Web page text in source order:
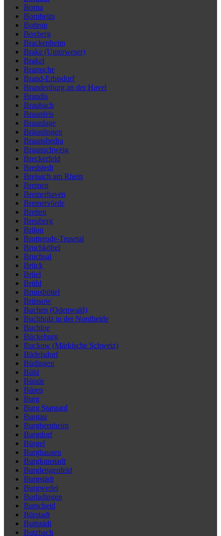
Borna
Bornheim
Bottrop
Boxberg
Brackenheim
Brake (Unterweser)
Brakel
Bramsche
Brand-Erbisdorf
Brandenburg an der Havel
Brandis
Braubach
Braunfels
Braunlage
Bräunlingen
Braunsbedra
Braunschweig
Breckerfeld
Bredstedt
Breisach am Rhein
Bremen
Bremerhaven
Bremervörde
Bretten
Breuberg
Brilon
Brotterode-Trusetal
Bruchköbel
Bruchsal
Brück
Brüel
Brühl
Brunsbüttel
Brüssow
Buchen (Odenwald)
Buchholz in der Nordheide
Buchloe
Bückeburg
Buckow (Märkische Schweiz)
Büdelsdorf
Büdingen
Bühl
Bünde
Büren
Burg
Burg Stargard
Burgau
Burgbernheim
Burgdorf
Bürgel
Burghausen
Burgkunstadt
Burglengenfeld
Burgstädt
Burgwedel
Burladingen
Burscheid
Bürstadt
Buttstädt
Butzbach